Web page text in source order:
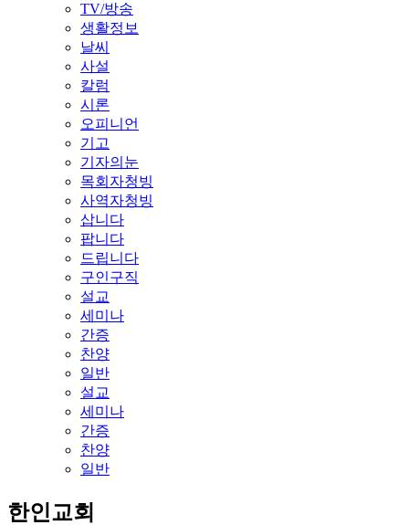
TV/방송
생활정보
날씨
사설
칼럼
시론
오피니언
기고
기자의눈
목회자청빙
사역자청빙
삽니다
팝니다
드립니다
구인구직
설교
세미나
간증
찬양
일반
설교
세미나
간증
찬양
일반
한인교회